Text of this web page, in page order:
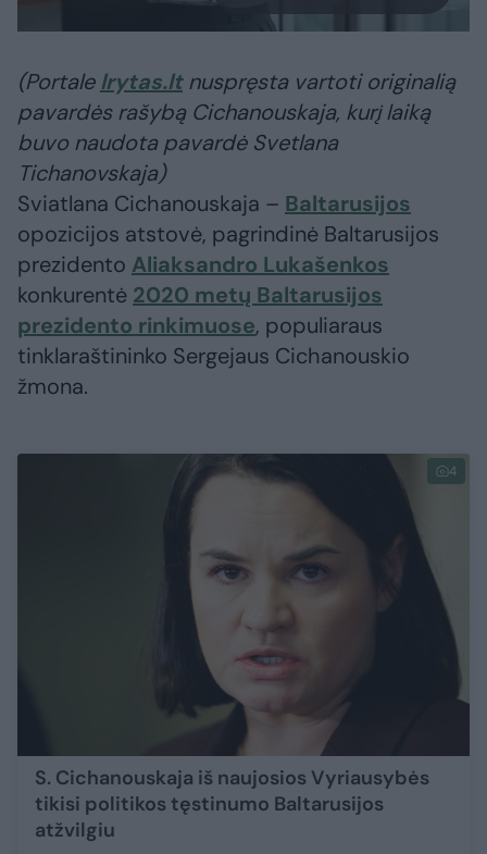
(Portalelrytas.ltnuspręsta vartoti originalią
pavardės rašybą Cichanouskaja, kurį laiką
buvo naudota pavardė Svetlana
Tichanovskaja)
Sviatlana Cichanouskaja – Baltarusijos
opozicijos atstovė, pagrindinė Baltarusijos
prezidento Aliaksandro Lukašenkos
konkurentė 2020 metų Baltarusijos
prezidento rinkimuose, populiaraus
tinklaraštininko Sergejaus Cichanouskio
žmona.
4
S. Cichanouskaja iš naujosios Vyriausybės
tikisi politikos tęstinumo Baltarusijos
atžvilgiu